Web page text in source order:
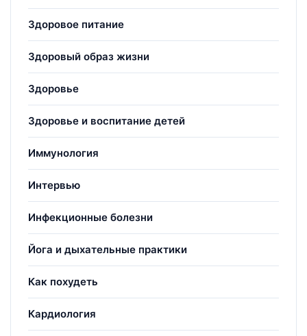
Здоровое питание
Здоровый образ жизни
Здоровье
Здоровье и воспитание детей
Иммунология
Интервью
Инфекционные болезни
Йога и дыхательные практики
Как похудеть
Кардиология